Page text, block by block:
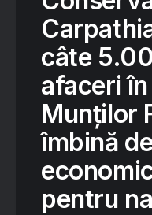
câte
afaceri
Munților
îmbină
pentru